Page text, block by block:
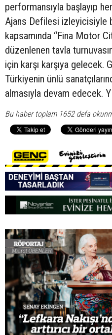
performansıyla başlayıp
Ajans Defilesi izleyicisiyle
kapsamında “Fina Motor
düzenlenen tavla
için karşı karşıya gelecek.
Türkiyenin ünlü
almasıyla devam edecek.
Bu haber toplam 1652 defa